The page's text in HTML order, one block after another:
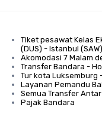
Tiket pesawat Kelas
(DUS) - Istanbul (SAW)
Akomodasi 7 Malam
Transfer Bandara -
Tur kota Luksemburg
Layanan Pemandu
Semua Transfer
Pajak Bandara